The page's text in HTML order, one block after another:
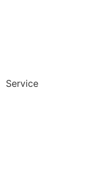
Service